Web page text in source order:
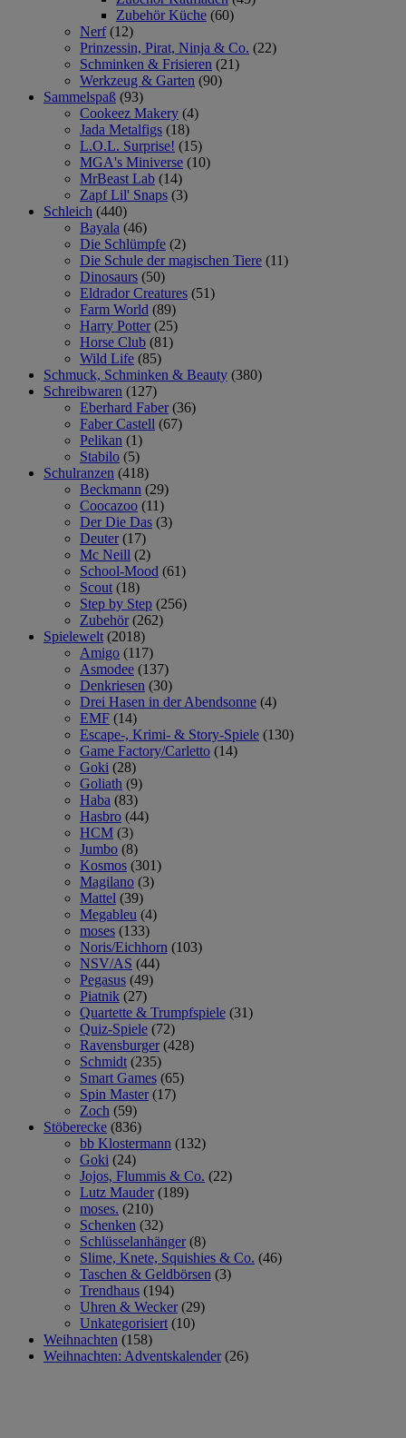
Zubehör Küche (60)
Nerf (12)
Prinzessin, Pirat, Ninja & Co. (22)
Schminken & Frisieren (21)
Werkzeug & Garten (90)
Sammelspaß (93)
Cookeez Makery (4)
Jada Metalfigs (18)
L.O.L. Surprise! (15)
MGA's Miniverse (10)
MrBeast Lab (14)
Zapf Lil' Snaps (3)
Schleich (440)
Bayala (46)
Die Schlümpfe (2)
Die Schule der magischen Tiere (11)
Dinosaurs (50)
Eldrador Creatures (51)
Farm World (89)
Harry Potter (25)
Horse Club (81)
Wild Life (85)
Schmuck, Schminken & Beauty (380)
Schreibwaren (127)
Eberhard Faber (36)
Faber Castell (67)
Pelikan (1)
Stabilo (5)
Schulranzen (418)
Beckmann (29)
Coocazoo (11)
Der Die Das (3)
Deuter (17)
Mc Neill (2)
School-Mood (61)
Scout (18)
Step by Step (256)
Zubehör (262)
Spielewelt (2018)
Amigo (117)
Asmodee (137)
Denkriesen (30)
Drei Hasen in der Abendsonne (4)
EMF (14)
Escape-, Krimi- & Story-Spiele (130)
Game Factory/Carletto (14)
Goki (28)
Goliath (9)
Haba (83)
Hasbro (44)
HCM (3)
Jumbo (8)
Kosmos (301)
Magilano (3)
Mattel (39)
Megableu (4)
moses (133)
Noris/Eichhorn (103)
NSV/AS (44)
Pegasus (49)
Piatnik (27)
Quartette & Trumpfspiele (31)
Quiz-Spiele (72)
Ravensburger (428)
Schmidt (235)
Smart Games (65)
Spin Master (17)
Zoch (59)
Stöberecke (836)
bb Klostermann (132)
Goki (24)
Jojos, Flummis & Co. (22)
Lutz Mauder (189)
moses. (210)
Schenken (32)
Schlüsselanhänger (8)
Slime, Knete, Squishies & Co. (46)
Taschen & Geldbörsen (3)
Trendhaus (194)
Uhren & Wecker (29)
Unkategorisiert (10)
Weihnachten (158)
Weihnachten: Adventskalender (26)